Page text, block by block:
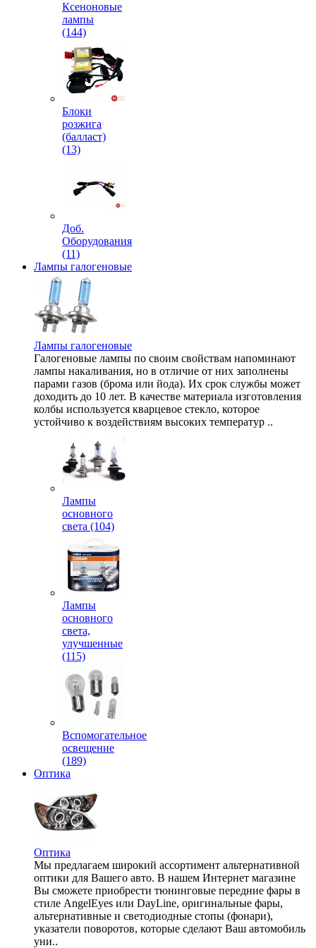
Ксеноновые
лампы
(144)
Блоки
розжига
(балласт)
(13)
Доб.
Оборудования
(11)
Лампы галогеновые
Лампы галогеновые
Галогеновые лампы по своим свойствам напоминают
лампы накаливания, но в отличие от них заполнены
парами газов (брома или йода). Их срок службы может
доходить до 10 лет. В качестве материала изготовления
колбы используется кварцевое стекло, которое
устойчиво к воздействиям высоких температур ..
Лампы
основного
света (104)
Лампы
основного
света,
улучшенные
(115)
Вспомогательное
освещение
(189)
Оптика
Оптика
Мы предлагаем широкий ассортимент альтернативной
оптики для Вашего авто. В нашем Интернет магазине
Вы сможете приобрести тюнинговые передние фары в
стиле AngelEyes или DayLine, оригинальные фары,
альтернативные и светодиодные стопы (фонари),
указатели поворотов, которые сделают Ваш автомобиль
уни..